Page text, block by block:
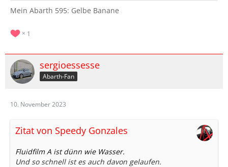
Mein Abarth 595: Gelbe Banane
1
sergioessesse
Abarth-Fan
10. November 2023
Zitat von Speedy Gonzales
Fluidfilm A ist dünn wie Wasser.
Und so schnell ist es auch davon gelaufen.